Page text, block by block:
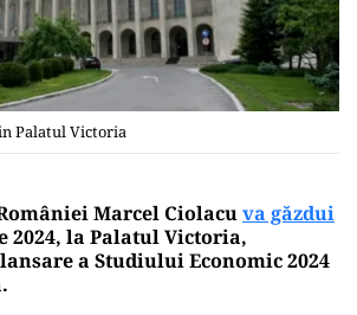
Palatul Victoria
Marcel Ciolacuva găzdui
2024, la Palatul Victoria,
a Studiului Economic 2024